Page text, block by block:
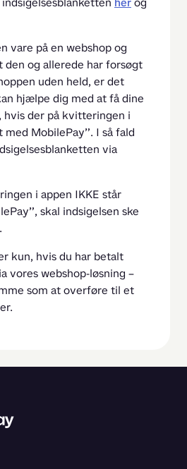
vare på en webshop og
den og allerede har forsøgt
uden held, er det
hjælpe dig med at få dine
der på kvitteringen i
med MobilePay”. I så fald
via
i appen IKKE står
skal indsigelsen ske
kun, hvis du har betalt
vores webshop-løsning –
som at overføre til et